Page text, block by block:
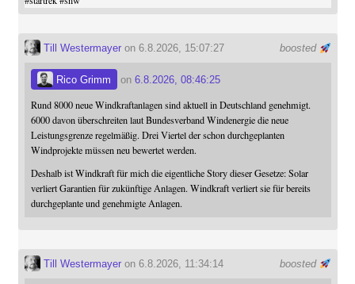
boosted
Till Westermayeron 6.8.2026, 15:07:27
Rico Grimm on 6.8.2026, 08:46:25
Rund 8000 neue Windkraftanlagen sind aktuell in Deutschland genehmigt.
6000 davon überschreiten laut Bundesverband Windenergie die neue
Leistungsgrenze regelmäßig. Drei Viertel der schon durchgeplanten
Windprojekte müssen neu bewertet werden.
Deshalb ist Windkraft für mich die eigentliche Story dieser Gesetze: Solar
verliert Garantien für zukünftige Anlagen. Windkraft verliert sie für bereits
durchgeplante und genehmigte Anlagen.
boosted
Till Westermayeron 6.8.2026, 11:34:14